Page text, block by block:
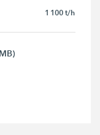
1 100 t/h